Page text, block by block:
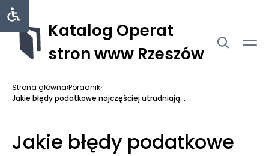
Katalog Operat
stron www Rzeszów
Strona główna›Poradnik›
Jakie błędy podatkowe najczęściej utrudniają...
Jakie błędy podatkowe